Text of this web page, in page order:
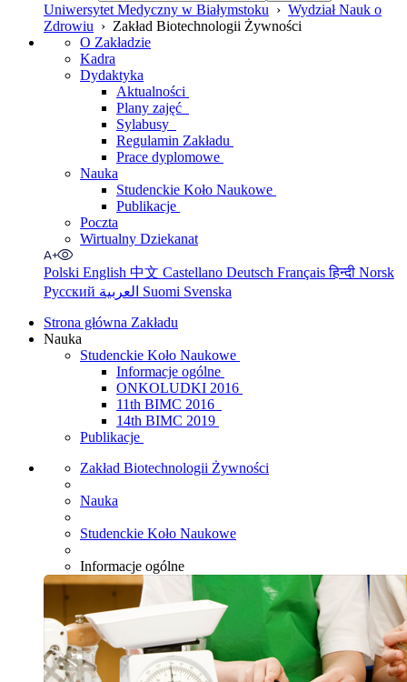
Uniwersytet Medyczny w Białymstoku › Wydział Nauk o
Zdrowiu › Zakład Biotechnologii Żywności
O Zakładzie
Kadra
Dydaktyka
Aktualności
Plany zajęć
Sylabusy
Regulamin Zakładu
Prace dyplomowe
Nauka
Studenckie Koło Naukowe
Publikacje
Poczta
Wirtualny Dziekanat
Polski English 中文 Castellano Deutsch Françaisहिन्दी Norsk
Русский
Suomi Svenska
Strona główna Zakładu
Nauka
Studenckie Koło Naukowe
Informacje ogólne
ONKOLUDKI 2016
11th BIMC 2016
14th BIMC 2019
Publikacje
Zakład Biotechnologii Żywności
Nauka
Studenckie Koło Naukowe
Informacje ogólne